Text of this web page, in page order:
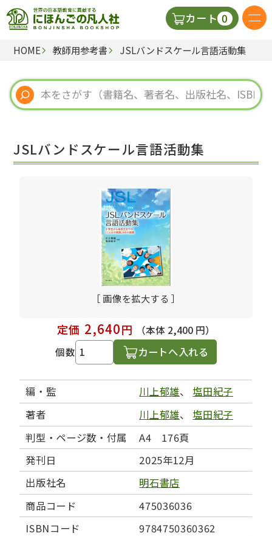
カート 0
日本語の教科書
視聴覚・補助教材
教師用参考書
HOME 教師用参考書 JSLバンドスケール言語活動集
JSLバンドスケール言語活動集
［ 画像を拡大する ］
定価 2,640円
（本体 2,400 円）
個数
カートへ入れる
編・監 川上郁雄、塩田紀子
著者
川上郁雄、塩田紀子
判型・ページ数・付属
A4 176頁
発刊日
2025年12月
出版社名
明石書店
商品コード
475036036
ISBNコード
9784750360362